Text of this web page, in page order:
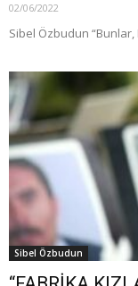
02/06/2022
Sibel Özbudun
Sibel Özbudun